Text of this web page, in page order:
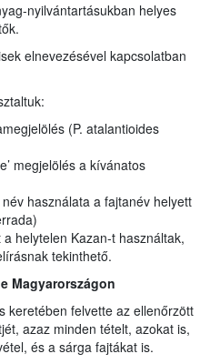
nyilvántartásukban helyes
elnevezésével kapcsolatban
(P. atalantioides
megjelölés a kívánatos
használata a fajtanév helyett
helytelen Kazan-t használtak,
tekinthető.
Magyarországon
keretében felvette az ellenőrzött
azaz minden tételt, azokat is,
és a sárga fajtákat is.